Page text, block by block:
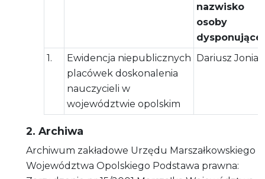
nazwisko
osoby
dysponującej
1.
Ewidencja niepublicznych
placówek doskonalenia
nauczycieli w
województwie opolskim
Dariusz Joniak
2. Archiwa
Archiwum zakładowe Urzędu Marszałkowskiego
Województwa Opolskiego Podstawa prawna: